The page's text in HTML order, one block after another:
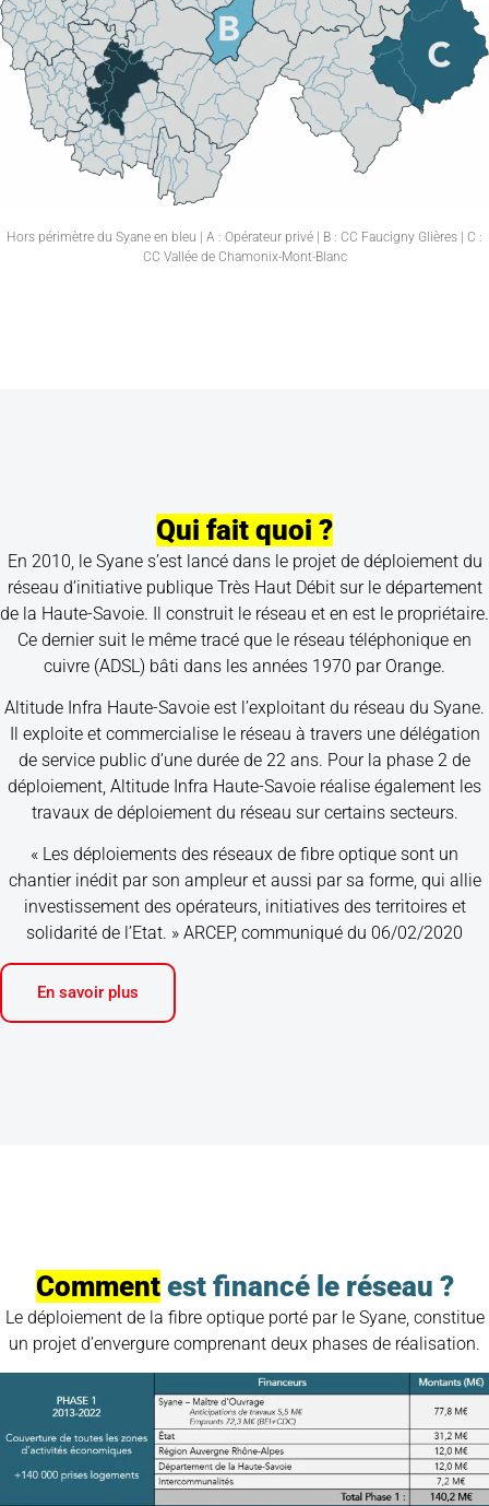
Hors périmètre du Syane en bleu | A : Opérateur privé | B : CC Faucigny Glières | C :
CC Vallée de Chamonix-Mont-Blanc
Qui fait quoi ?
En 2010, le Syane s’est lancé dans le projet de déploiement du
réseau d’initiative publique Très Haut Débit sur le département
de la Haute-Savoie. Il construit le réseau et en est le propriétaire.
Ce dernier suit le même tracé que le réseau téléphonique en
cuivre (ADSL) bâti dans les années 1970 par Orange.
Altitude Infra Haute-Savoie est l’exploitant du réseau du Syane.
Il exploite et commercialise le réseau à travers une délégation
de service public d’une durée de 22 ans. Pour la phase 2 de
déploiement, Altitude Infra Haute-Savoie réalise également les
travaux de déploiement du réseau sur certains secteurs.
« Les déploiements des réseaux de fibre optique sont un
chantier inédit par son ampleur et aussi par sa forme, qui allie
investissement des opérateurs, initiatives des territoires et
solidarité de l’Etat. » ARCEP, communiqué du 06/02/2020
En savoir plus
Commentest financé le réseau ?
Le déploiement de la fibre optique porté par le Syane, constitue
un projet d’envergure comprenant deux phases de réalisation.